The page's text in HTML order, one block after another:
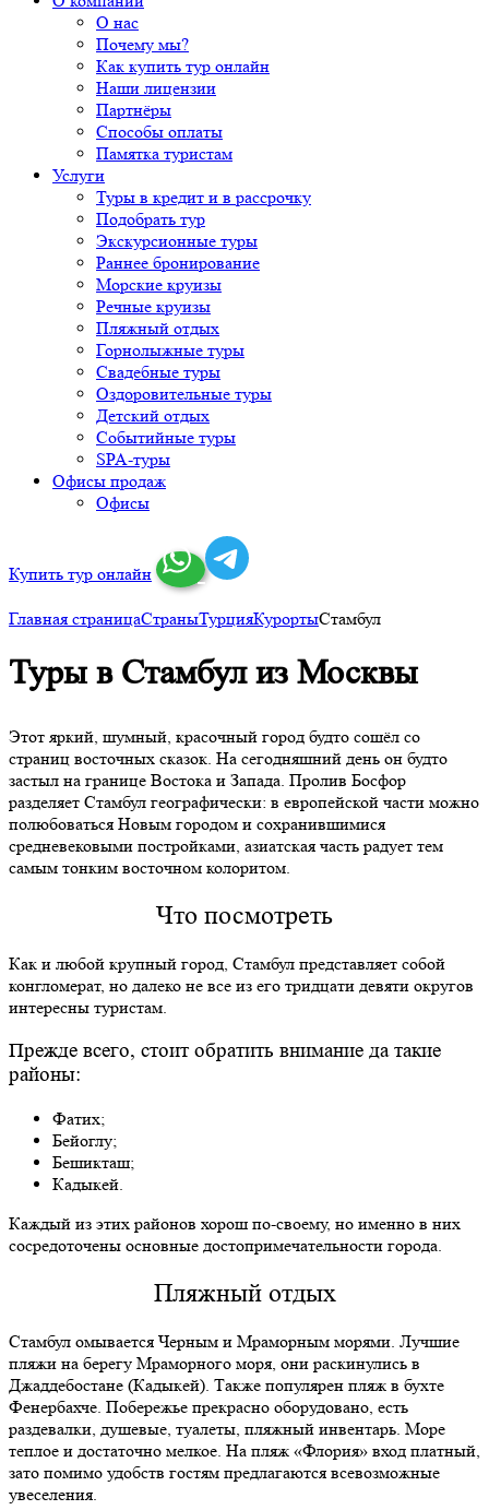
О нас
Почему мы?
Как купить тур онлайн
Наши лицензии
Партнёры
Способы оплаты
Памятка туристам
Услуги
Туры в кредит и в рассрочку
Подобрать тур
Экскурсионные туры
Раннее бронирование
Морские круизы
Речные круизы
Пляжный отдых
Горнолыжные туры
Свадебные туры
Оздоровительные туры
Детский отдых
Событийные туры
SPA-туры
Офисы продаж
Офисы
Купить тур онлайн
Главная страницаСтраныТурцияКурортыСтамбул
Туры в Стамбул из Москвы
Этот яркий, шумный, красочный город будто сошёл со
страниц восточных сказок. На сегодняшний день он будто
застыл на границе Востока и Запада. Пролив Босфор
разделяет Стамбул географически: в европейской части можно
полюбоваться Новым городом и сохранившимися
средневековыми постройками, азиатская часть радует тем
самым тонким восточном колоритом.
Что посмотреть
Как и любой крупный город, Стамбул представляет собой
конгломерат, но далеко не все из его тридцати девяти округов
интересны туристам.
Прежде всего, стоит обратить внимание да такие
районы:
Фатих;
Бейоглу;
Бешикташ;
Кадыкей.
Каждый из этих районов хорош по-своему, но именно в них
сосредоточены основные достопримечательности города.
Пляжный отдых
Стамбул омывается Черным и Мраморным морями. Лучшие
пляжи на берегу Мраморного моря, они раскинулись в
Джаддебостане (Кадыкей). Также популярен пляж в бухте
Фенербахче. Побережье прекрасно оборудовано, есть
раздевалки, душевые, туалеты, пляжный инвентарь. Море
теплое и достаточно мелкое. На пляж «Флория» вход платный,
зато помимо удобств гостям предлагаются всевозможные
увеселения.